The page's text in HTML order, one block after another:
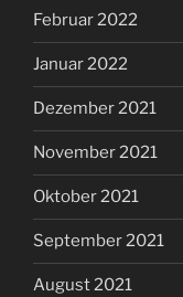
Februar 2022
Januar 2022
Dezember 2021
November 2021
Oktober 2021
September 2021
August 2021